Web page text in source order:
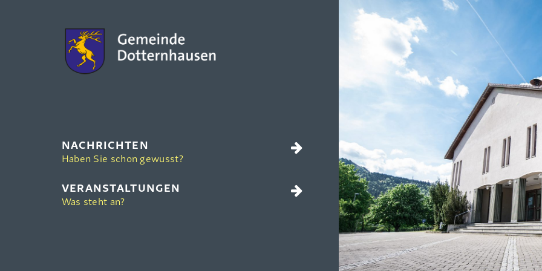
NACHRICHTEN
Haben Sie schon gewusst?
VERANSTALTUNGEN
Was steht an?